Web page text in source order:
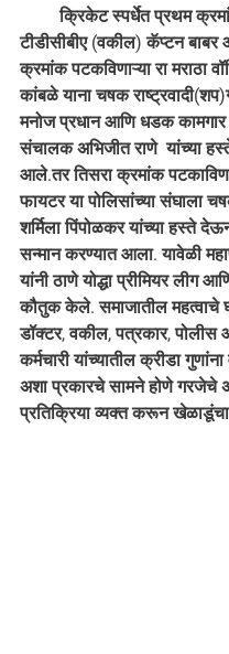
         क्रिकेट स्पर्धेत प्रथम क्रमांक मिळवणाऱ्या
टीडीसीबीए (वकील) कॅप्टन बाबर
क्रमांक पटकविणाऱ्या रा मराठा
कांबळे याना चषक
मनोज प्रधान आणि धडक
संचालक अभिजीत राणे  यांच्या
आले.तर तिसरा क्रमांक
फायटर या पोलिसांच्या संघाला
शर्मिला पिंपोळकर यांच्या हस्ते
सन्मान करण्यात आला. यावेळी
यांनी ठाणे योद्धा प्रीमियर लीग
कौतुक केले. समाजातील
डॉक्टर, वकील, पत्रकार, पोलीस
कर्मचारी यांच्यातील क्रीडा
अशा प्रकारचे सामने होणे गरजेचे
प्रतिक्रिया व्यक्त करून